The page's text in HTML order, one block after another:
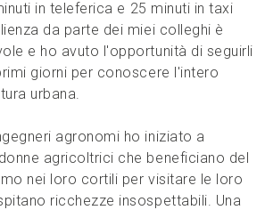
in teleferica e 25 minuti in taxi
da parte dei miei colleghi è
e ho avuto l'opportunità di seguirli
giorni per conoscere l'intero
urbana.
agronomi ho iniziato a
agricoltrici che beneficiano del
nei loro cortili per visitare le loro
ricchezze insospettabili. Una